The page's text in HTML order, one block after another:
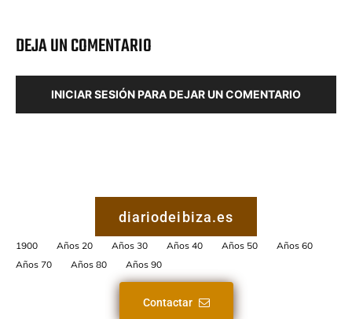
DEJA UN COMENTARIO
INICIAR SESIÓN PARA DEJAR UN COMENTARIO
diariodeibiza.es
1900 Años 20 Años 30 Años 40 Años 50
Años 60
Años 70
Años 80 Años 90
Contactar